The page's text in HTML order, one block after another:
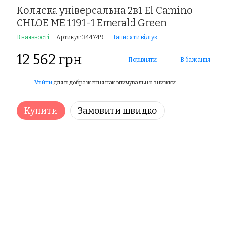
Коляска універсальна 2в1 El Camino
CHLOE ME 1191-1 Emerald Green
В наявності Артикул: 344749 Написати відгук
12 562 грн Порівняти В бажання
Увійти для відображення накопичувальної знижки
Купити Замовити швидко